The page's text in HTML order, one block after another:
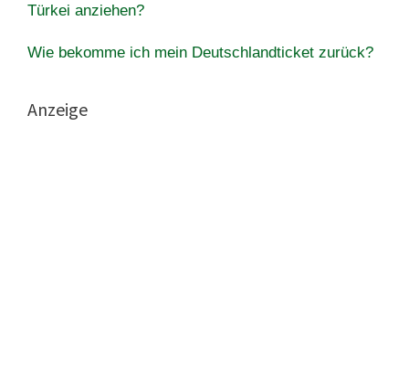
Türkei anziehen?
Wie bekomme ich mein Deutschlandticket zurück?
Anzeige